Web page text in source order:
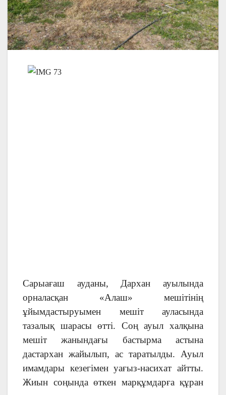
Сарыағаш ауданы, Дархан ауылында
орналасқан «Алаш» мешітінің
ұйымдастыруымен мешіт ауласында
тазалық шарасы өтті. Соң ауыл халқына
мешіт жанындағы бастырма астына
дастархан жайылып, ас таратылды. Ауыл
имамдары кезегімен уағыз-насихат айтты.
Жиын соңында өткен марқұмдарға құран